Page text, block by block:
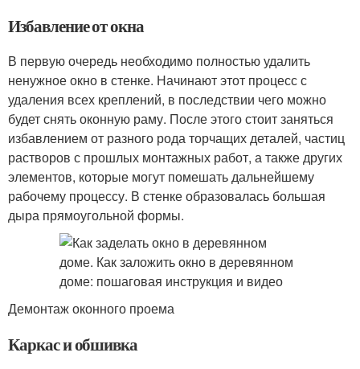
Избавление от окна
В первую очередь необходимо полностью удалить
ненужное окно в стенке. Начинают этот процесс с
удаления всех креплений, в последствии чего можно
будет снять оконную раму. После этого стоит заняться
избавлением от разного рода торчащих деталей, частиц
растворов с прошлых монтажных работ, а также других
элементов, которые могут помешать дальнейшему
рабочему процессу. В стенке образовалась большая
дыра прямоугольной формы.
Демонтаж оконного проема
Каркас и обшивка